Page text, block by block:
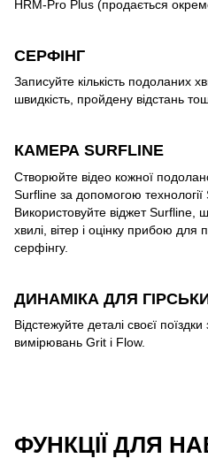
HRM-Pro Plus (продається
СЕРФІНГ
Записуйте кількість подоланих
швидкість, пройдену відстань
КАМЕРА SURFLINE
Створюйте відео кожної
Surfline за допомогою
Використовуйте віджет Surfline,
хвилі, вітер і оцінку прибою для
серфінгу.
ДИНАМІКА ДЛЯ
Відстежуйте деталі своєї
вимірювань Grit і Flow.
ФУНКЦІЇ ДЛЯ